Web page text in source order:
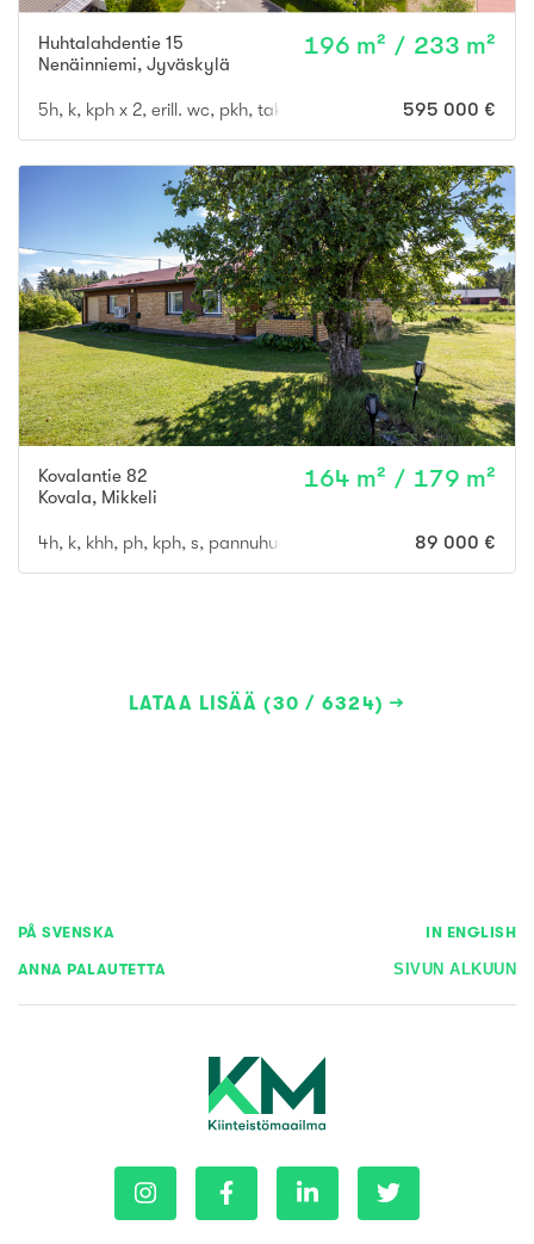
Huhtalahdentie 15
Nenäinniemi, Jyväskylä
196 m² / 233 m²
5h, k, kph x 2, erill. wc, pkh, takkah., aula, autotalli ja -katos,
595 000 €
Kovalantie 82
Kovala, Mikkeli
164 m² / 179 m²
4h, k, khh, ph, kph, s, pannuhuone, lämmin autotalli89 000 €
LATAA LISÄÄ (30 / 6324)
PÅ SVENSKA IN ENGLISH
ANNA PALAUTETTA SIVUN ALKUUN